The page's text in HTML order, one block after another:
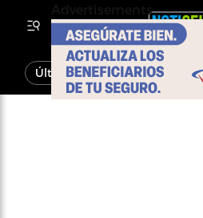
Última Hora Noticias
Advertisements